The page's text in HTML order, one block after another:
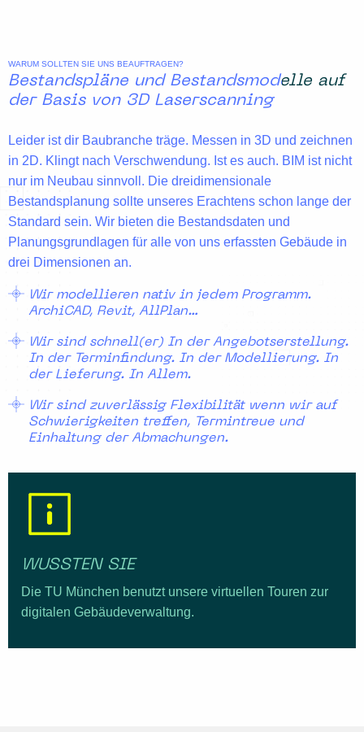
WARUM SOLLTEN SIE UNS BEAUFTRAGEN?
Bestandspläne und Bestandsmodelle auf
der Basis von 3D Laserscanning
Leider ist dir Baubranche träge. Messen in 3D und zeichnen
in 2D. Klingt nach Verschwendung. Ist es auch. BIM ist nicht
nur im Neubau sinnvoll. Die dreidimensionale
Bestandsplanung sollte unseres Erachtens schon lange der
Standard sein. Wir bieten die Bestandsdaten und
Planungsgrundlagen für alle von uns erfassten Gebäude in
drei Dimensionen an.
Wir modellieren nativ in jedem Programm.
ArchiCAD, Revit, AllPlan…
Wir sind schnell(er) In der Angebotserstellung.
In der Terminfindung. In der Modellierung. In
der Lieferung. In Allem.
Wir sind zuverlässig Flexibilität wenn wir auf
Schwierigkeiten treffen, Termintreue und
Einhaltung der Abmachungen.
WUSSTEN SIE
Die TU München benutzt unsere virtuellen Touren zur
digitalen Gebäudeverwaltung.